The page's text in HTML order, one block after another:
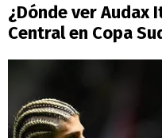
¿Dónde ver Audax
Central en Copa